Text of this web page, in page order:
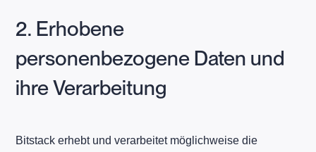
2. Erhobene
personenbezogene Daten und
ihre Verarbeitung
Bitstack erhebt und verarbeitet möglichweise die